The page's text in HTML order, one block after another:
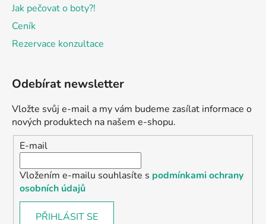
Jak pečovat o boty?!
Ceník
Rezervace konzultace
Odebírat newsletter
Vložte svůj e-mail a my vám budeme zasílat informace o
nových produktech na našem e-shopu.
E-mail
Vložením e-mailu souhlasíte s podmínkami ochrany
osobních údajů
PŘIHLÁSIT SE